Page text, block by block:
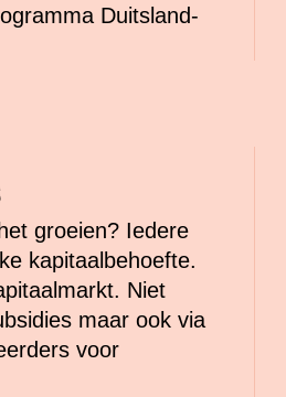
Duitsland-
groeien? Iedere
kapitaalbehoefte.
Niet
maar ook via
voor